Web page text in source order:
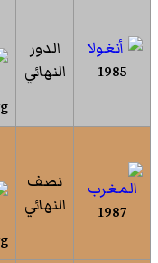
1985
الدور
النهائي
1987
نصف
النهائي